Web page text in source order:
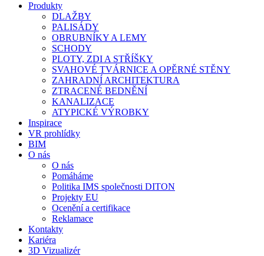
Produkty
DLAŽBY
PALISÁDY
OBRUBNÍKY A LEMY
SCHODY
PLOTY, ZDI A STŘÍŠKY
SVAHOVÉ TVÁRNICE A OPĚRNÉ STĚNY
ZAHRADNÍ ARCHITEKTURA
ZTRACENÉ BEDNĚNÍ
KANALIZACE
ATYPICKÉ VÝROBKY
Inspirace
VR prohlídky
BIM
O nás
O nás
Pomáháme
Politika IMS společnosti DITON
Projekty EU
Ocenění a certifikace
Reklamace
Kontakty
Kariéra
3D Vizualizér